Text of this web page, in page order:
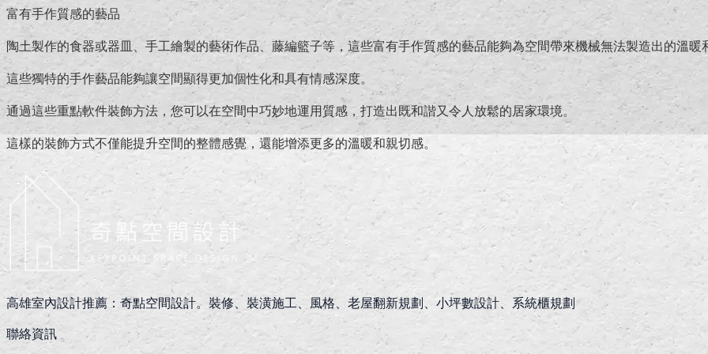
富有手作質感的藝品
陶土製作的食器或器皿、手工繪製的藝術作品、藤編籃子等，這些富有手作質感的藝品能夠為空間帶來機械無法製造出的溫暖
這些獨特的手作藝品能夠讓空間顯得更加個性化和具有情感深度。
通過這些重點軟件裝飾方法，您可以在空間中巧妙地運用質感，打造出既和諧又令人放鬆的居家環境。
這樣的裝飾方式不僅能提升空間的整體感覺，還能增添更多的溫暖和親切感。
高雄室內設計推薦：奇點空間設計。裝修、裝潢施工、風格、老屋翻新規劃、小坪數設計、系統櫃規劃
聯絡資訊